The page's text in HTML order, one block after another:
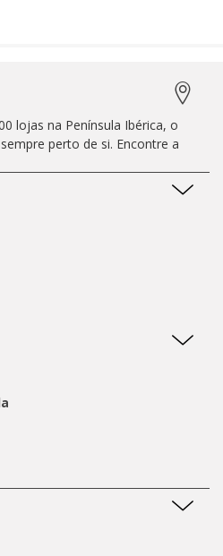
lojas na Península Ibérica, o
perto de si. Encontre a